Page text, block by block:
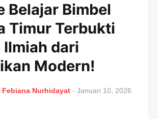
Belajar Bimbel
Timur Terbukti
Ilmiah dari
Modern!
Febiana Nurhidayat - Januari 10, 2026